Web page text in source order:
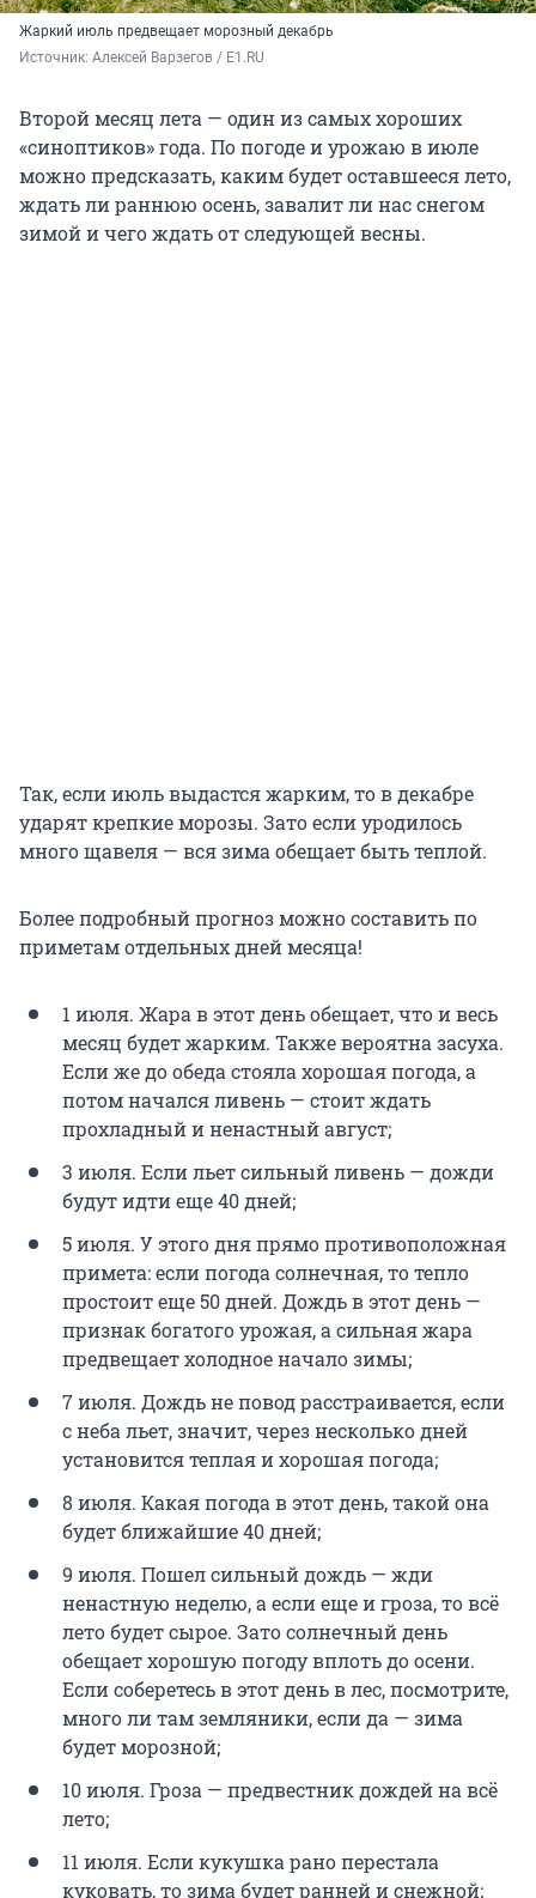
Жаркий июль предвещает морозный декабрь
Источник: Алексей Варзегов / E1.RU
Второй месяц лета — один из самых хороших
«синоптиков» года. По погоде и урожаю в июле
можно предсказать, каким будет оставшееся лето,
ждать ли раннюю осень, завалит ли нас снегом
зимой и чего ждать от следующей весны.
Так, если июль выдастся жарким, то в декабре
ударят крепкие морозы. Зато если уродилось
много щавеля — вся зима обещает быть теплой.
Более подробный прогноз можно составить по
приметам отдельных дней месяца!
1 июля. Жара в этот день обещает, что и весь
месяц будет жарким. Также вероятна засуха.
Если же до обеда стояла хорошая погода, а
потом начался ливень — стоит ждать
прохладный и ненастный август;
3 июля. Если льет сильный ливень — дожди
будут идти еще 40 дней;
5 июля. У этого дня прямо противоположная
примета: если погода солнечная, то тепло
простоит еще 50 дней. Дождь в этот день —
признак богатого урожая, а сильная жара
предвещает холодное начало зимы;
7 июля. Дождь не повод расстраивается, если
с неба льет, значит, через несколько дней
установится теплая и хорошая погода;
8 июля. Какая погода в этот день, такой она
будет ближайшие 40 дней;
9 июля. Пошел сильный дождь — жди
ненастную неделю, а если еще и гроза, то всё
лето будет сырое. Зато солнечный день
обещает хорошую погоду вплоть до осени.
Если соберетесь в этот день в лес, посмотрите,
много ли там земляники, если да — зима
будет морозной;
10 июля. Гроза — предвестник дождей на всё
лето;
11 июля. Если кукушка рано перестала
куковать, то зима будет ранней и снежной;